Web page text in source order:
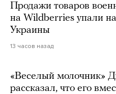
Продажи товаров
на Wildberries упали
Украины
13 часов назад
«Веселый молочник»
рассказал, что его